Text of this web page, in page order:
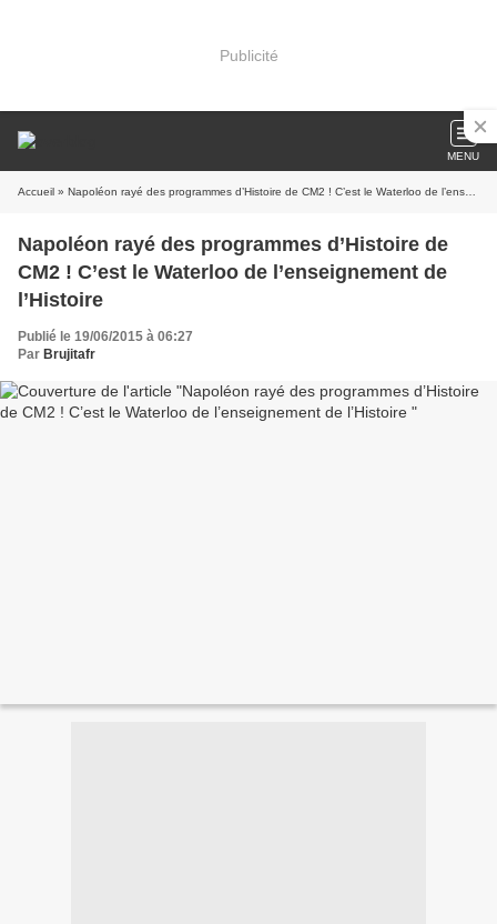
Publicité
MENU
Accueil » Napoléon rayé des programmes d’Histoire de CM2 ! C’est le Waterloo de l’enseignement de l’Histoire
Napoléon rayé des programmes d’Histoire de
CM2 ! C’est le Waterloo de l’enseignement de
l’Histoire
Publié le 19/06/2015 à 06:27
Par Brujitafr